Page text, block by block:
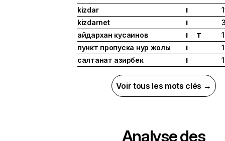
kizdar
I
kizdarnet
I
айдархан кусаинов
I T
1
пункт пропуска нур жолы
I
1
салтанат азирбек
I 1
Voir tous les mots clés →
Analyse des